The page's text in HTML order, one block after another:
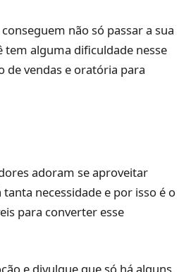
não só passar a sua
tem alguma dificuldade nesse
vendas e oratória para
adoram se aproveitar
necessidade e por isso é o
para converter esse